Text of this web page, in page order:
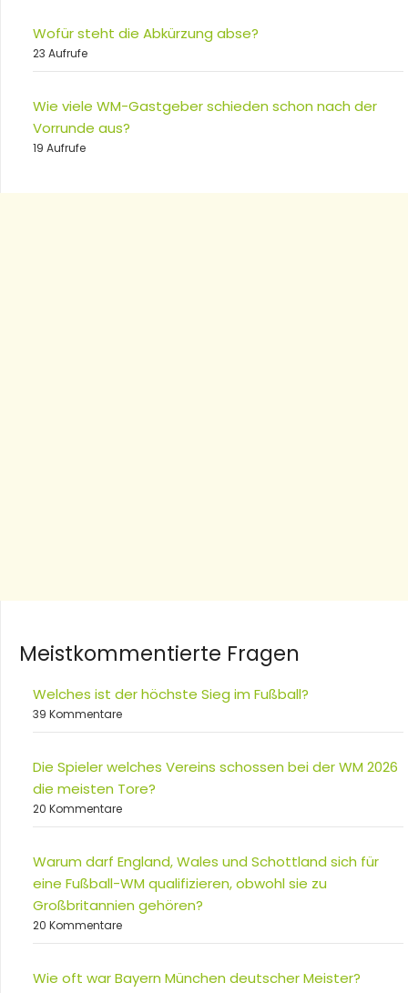
Wofür steht die Abkürzung abse?
23 Aufrufe
Wie viele WM-Gastgeber schieden schon nach der
Vorrunde aus?
19 Aufrufe
Meistkommentierte Fragen
Welches ist der höchste Sieg im Fußball?
39 Kommentare
Die Spieler welches Vereins schossen bei der WM 2026
die meisten Tore?
20 Kommentare
Warum darf England, Wales und Schottland sich für
eine Fußball-WM qualifizieren, obwohl sie zu
Großbritannien gehören?
20 Kommentare
Wie oft war Bayern München deutscher Meister?